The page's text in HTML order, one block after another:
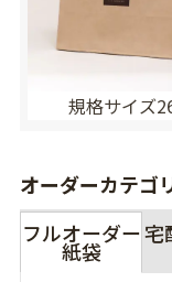
規格サイズ
オーダーカテゴ
フルオーダー
紙袋
宅